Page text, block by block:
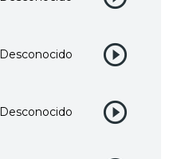
Desconocido
Desconocido